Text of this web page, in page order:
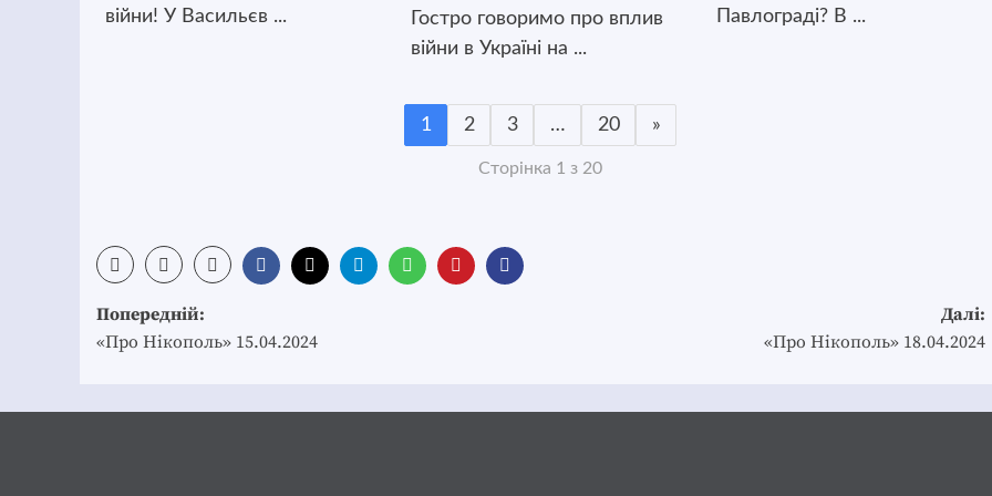
війни! У Васильєв ...
Гостро говоримо про вплив
війни в Україні на ...
Павлограді? В ...
1 2 3 … 20 »
Сторінка 1 з 20
Post
navigation
Попередній:
«Про Нікополь» 15.04.2024
Далі:
«Про Нікополь» 18.04.2024